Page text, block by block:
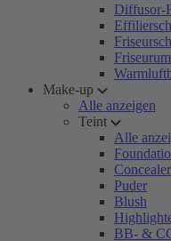
Diffusor-
Make-up
Alle anzeigen
Teint
Alle
Concealer
Puder
Blush
BB- &